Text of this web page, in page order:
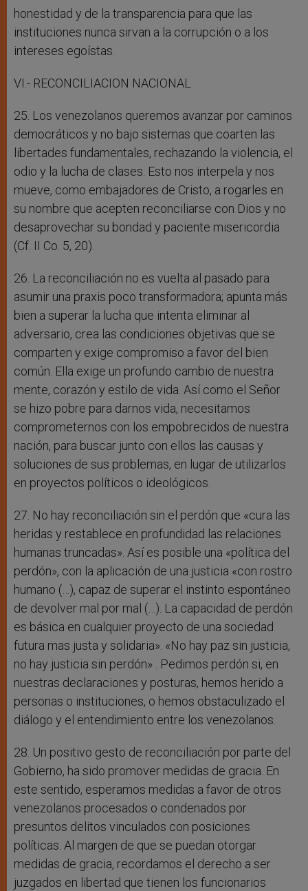
honestidad y de la transparencia para que las
instituciones nunca sirvan a la corrupción o a los
intereses egoístas.
VI.- RECONCILIACION NACIONAL
25. Los venezolanos queremos avanzar por caminos
democráticos y no bajo sistemas que coarten las
libertades fundamentales, rechazando la violencia, el
odio y la lucha de clases. Esto nos interpela y nos
mueve, como embajadores de Cristo, a rogarles en
su nombre que acepten reconciliarse con Dios y no
desaprovechar su bondad y paciente misericordia
(Cf. II Co. 5, 20).
26. La reconciliación no es vuelta al pasado para
asumir una praxis poco transformadora; apunta más
bien a superar la lucha que intenta eliminar al
adversario, crea las condiciones objetivas que se
comparten y exige compromiso a favor del bien
común. Ella exige un profundo cambio de nuestra
mente, corazón y estilo de vida. Así como el Señor
se hizo pobre para darnos vida, necesitamos
comprometernos con los empobrecidos de nuestra
nación, para buscar junto con ellos las causas y
soluciones de sus problemas, en lugar de utilizarlos
en proyectos políticos o ideológicos.
27. No hay reconciliación sin el perdón que «cura las
heridas y restablece en profundidad las relaciones
humanas truncadas». Así es posible una «política del
perdón», con la aplicación de una justicia «con rostro
humano (…), capaz de superar el instinto espontáneo
de devolver mal por mal (…). La capacidad de perdón
es básica en cualquier proyecto de una sociedad
futura mas justa y solidaria». «No hay paz sin justicia,
no hay justicia sin perdón» . Pedimos perdón si, en
nuestras declaraciones y posturas, hemos herido a
personas o instituciones, o hemos obstaculizado el
diálogo y el entendimiento entre los venezolanos.
28. Un positivo gesto de reconciliación por parte del
Gobierno, ha sido promover medidas de gracia. En
este sentido, esperamos medidas a favor de otros
venezolanos procesados o condenados por
presuntos delitos vinculados con posiciones
políticas. Al margen de que se puedan otorgar
medidas de gracia, recordamos el derecho a ser
juzgados en libertad que tienen los funcionarios